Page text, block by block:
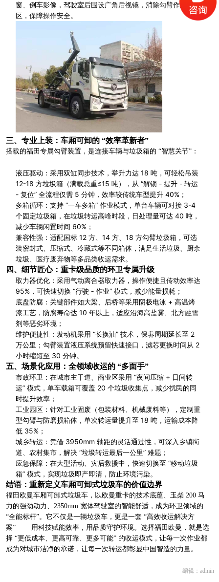
窗、倒车影像，驾驶室后围设广角后视镜，消除勾臂作业盲
区，保障操作安全。
三、专业上装：车厢可卸的 “效率革新者”
搭载的福田专属勾臂装置，是连接车辆与垃圾箱的 “智慧关节”：
液压驱动：采用双缸同步技术，举升力达 18 吨，可轻松吊装
12-18 方垃圾箱（满载总重≤15 吨），从 “解锁 - 提升 - 转运
- 复位” 全流程仅需 5 分钟，效率较传统车型提升 40%；
多箱循环：支持 “一车多箱” 作业模式，单台车辆可对接 3-4
个固定垃圾箱，在垃圾转运高峰时段，日处理量可达 40 吨，
减少车辆闲置时间 60%；
兼容性强：适配国标 12 方、14 方、18 方勾臂垃圾箱，可选
装密封式、压缩式、冷藏式等不同箱体，满足生活垃圾、厨余
垃圾、医疗废弃物等多品类收运需求。
四、细节匠心：重卡级品质的环卫专属升级
取力器优化：采用气动离合器取力器，操作便捷且传动效率达
95%，可快速切换 “行驶 - 作业” 模式，减少能量损耗；
底盘防腐：关键部件如大梁、后桥等采用阴极电泳 + 高温烤
漆工艺，防腐寿命达 10 年以上，适应沿海高盐雾、北方融雪
剂等恶劣环境；
维护便捷性：发动机采用 “长换油” 技术，保养周期延长至 2
万公里；勾臂装置液压系统预留快速接口，滤芯更换时间从 2
小时缩短至 30 分钟。
五、场景化应用：全领域收运的 “多面手”
市政环卫：在城市主干道、商业区采用 “夜间压缩 + 日间转
运” 模式，单车载箱可覆盖 20 个垃圾收集点，减少扰民的同
时提升效率；
工业园区：针对工业固废（包装材料、机械废料等），定制重
型勾臂与防磨损箱体，单次转运量提升至 18 吨，运输成本降
低 35%；
城乡转运：凭借 3950mm 轴距的灵活通过性，可深入乡镇街
道、农村集市，解决 “垃圾转运最后一公里” 难题；
应急保障：在大型活动、灾后救援中，快速切换至 “移动垃圾
箱” 模式，实现垃圾即产即清，防止环境污染。
结语：重新定义车厢可卸式垃圾车的价值边界
福田欧曼车厢可卸式垃圾车，以欧曼重卡的技术底蕴、玉柴 200 马
力的强劲动力、2350mm 宽体驾驶室的智能舒适，成为环卫领域的
“全能标杆”。它不仅是一辆垃圾车，更是一套 “高效收运解决方
案”—— 用科技赋能效率，用品质守护环境。选择福田欧曼，就是选
择 “更低成本、更高可靠、更多可能” 的收运模式，让每一次作业都
成为对城市洁净的承诺，让每一次转运都彰显中国智造的力量。
编辑：admin